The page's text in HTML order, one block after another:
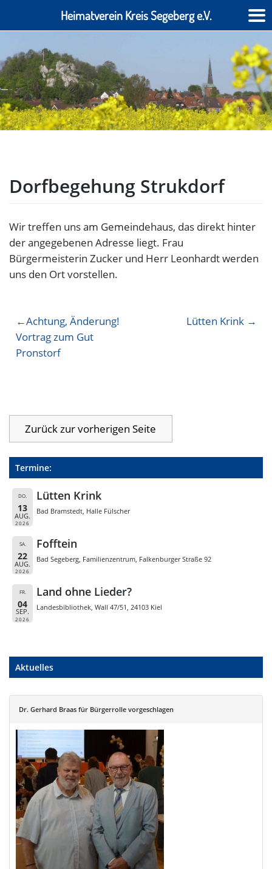
to
content
Heimatverein des Kreises Segeberg e.V.
Dorfbegehung Strukdorf
Wir treffen uns am Gemeindehaus, das direkt hinter
der angegebenen Adresse liegt. Frau
Bürgermeisterin Zucker und Herr Leonhardt werden
uns den Ort vorstellen.
Beitragsnavigation
Achtung, Änderung!
Vortrag zum Gut
Pronstorf
Lütten Krink
Termine:
DO.
13
AUG.
2026
Lütten Krink
Bad Bramstedt, Halle Fülscher
SA.
22
AUG.
2026
Fofftein
Bad Segeberg, Familienzentrum, Falkenburger Straße 92
FR.
04
SEP.
2026
Land ohne Lieder?
Landesbibliothek, Wall 47/51, 24103 Kiel
Aktuelles
Dr. Gerhard Braas für Bürgerrolle vorgeschlagen
Heimatverein Kreis Segeberg e.V.